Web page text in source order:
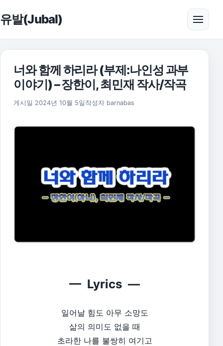
유발(Jubal) 메뉴
너와 함께 하리라 (부제:나인성 과부
이야기) – 장한이, 최민재 작사/작곡
게시일 2024년 10월 5일 2025년 11월 17일
작성자 barnabas
— Lyrics —
일어날 힘도 아무 소망도
삶의 의미도 없을 때
초라한 나를 불쌍히 여기고